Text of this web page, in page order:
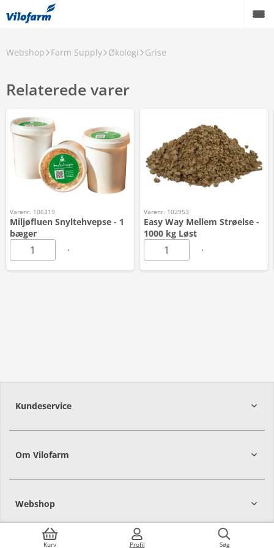
Kurv Profil Søg
Webshop Farm Supply Økologi Grise
Relaterede varer
Varenr. 106319
Miljøfluen Snyltehvepse - 1
bæger
Varenr. 102953
Easy Way Mellem Strøelse -
1000 kg Løst
Kundeservice
Om Vilofarm
Webshop